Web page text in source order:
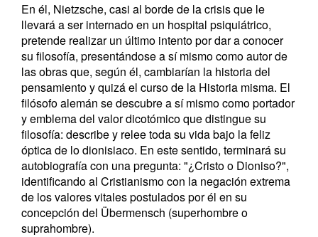
En él, Nietzsche, casi al borde de la crisis que le
llevará a ser internado en un hospital psiquiátrico,
pretende realizar un último intento por dar a conocer
su filosofía, presentándose a sí mismo como autor de
las obras que, según él, cambiarían la historia del
pensamiento y quizá el curso de la Historia misma. El
filósofo alemán se descubre a sí mismo como portador
y emblema del valor dicotómico que distingue su
filosofía: describe y relee toda su vida bajo la feliz
óptica de lo dionisiaco. En este sentido, terminará su
autobiografía con una pregunta: "¿Cristo o Dioniso?",
identificando al Cristianismo con la negación extrema
de los valores vitales postulados por él en su
concepción del Übermensch (superhombre o
suprahombre).